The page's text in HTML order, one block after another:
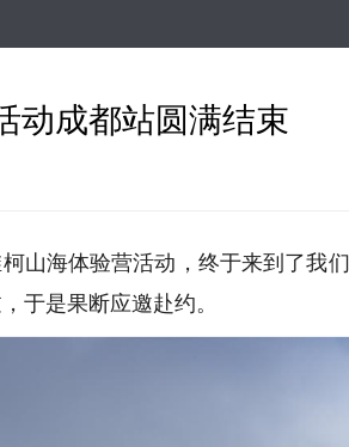
要
动成都站圆满结束
山海体验营活动，终于来到了我
于是果断应邀赴约。